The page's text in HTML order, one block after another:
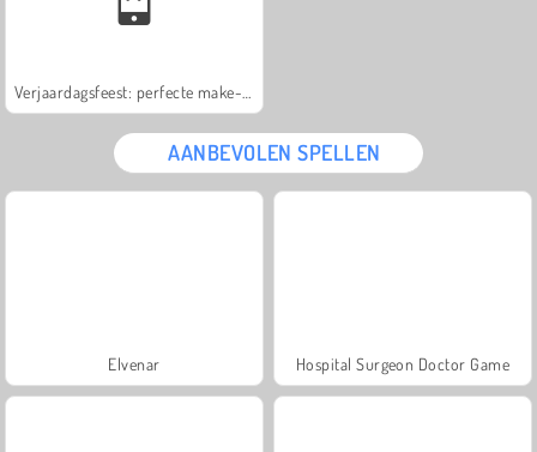
AANBEVOLEN SPELLEN
Elvenar Hospital Surgeon Doctor Game